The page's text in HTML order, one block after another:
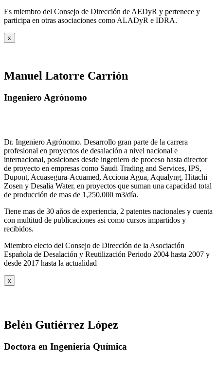
Es miembro del Consejo de Dirección de AEDyR y pertenece y
participa en otras asociaciones como ALADyR e IDRA.
x
Manuel Latorre Carrión
Ingeniero Agrónomo
Dr. Ingeniero Agrónomo. Desarrollo gran parte de la carrera
profesional en proyectos de desalación a nivel nacional e
internacional, posiciones desde ingeniero de proceso hasta director
de proyecto en empresas como Saudi Trading and Services, IPS,
Dupont, Acuasegura-Acuamed, Acciona Agua, Aqualyng, Hitachi
Zosen y Desalia Water, en proyectos que suman una capacidad total
de producción de mas de 1,250,000 m3/día.
Tiene mas de 30 años de experiencia, 2 patentes nacionales y cuenta
con multitud de publicaciones asi como cursos impartidos y
recibidos.
Miembro electo del Consejo de Dirección de la Asociación
Española de Desalación y Reutilización Periodo 2004 hasta 2007 y
desde 2017 hasta la actualidad
x
Belén Gutiérrez López
Doctora en Ingeniería Química